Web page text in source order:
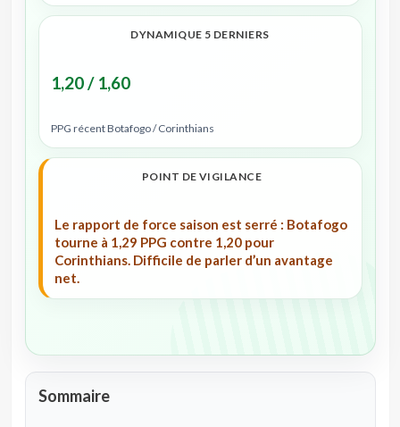
DYNAMIQUE 5 DERNIERS
1,20 / 1,60
PPG récent Botafogo / Corinthians
POINT DE VIGILANCE
Le rapport de force saison est serré : Botafogo
tourne à 1,29 PPG contre 1,20 pour
Corinthians. Difficile de parler d’un avantage
net.
Sommaire